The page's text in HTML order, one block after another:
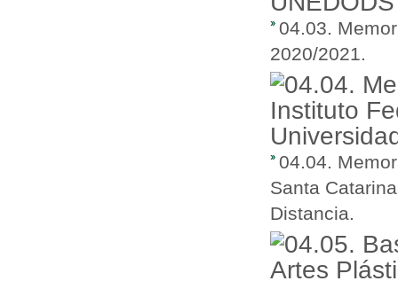
04.03.
2020/2021.
04.04.
Santa
Distancia.